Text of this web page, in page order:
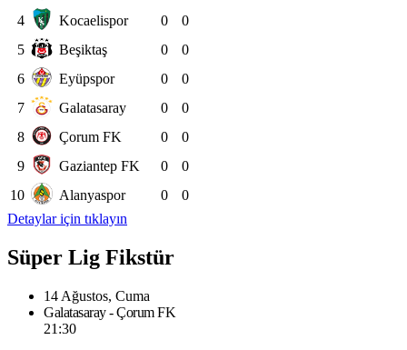
4
Kocaelispor 0
0
5
Beşiktaş 0
0
6
Eyüpspor 0
0
7
Galatasaray 0
0
8
Çorum FK 0
0
9
Gaziantep FK 0
0
10
Alanyaspor 0
0
Detaylar için tıklayın
Süper Lig Fikstür
14 Ağustos, Cuma
Galatasaray - Çorum FK
21:30